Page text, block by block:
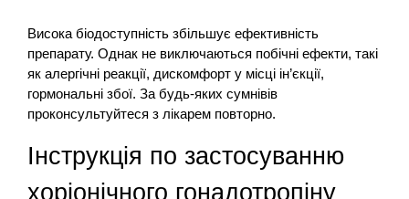
Висока біодоступність збільшує ефективність
препарату. Однак не виключаються побічні ефекти, такі
як алергічні реакції, дискомфорт у місці ін’єкції,
гормональні збої. За будь-яких сумнівів
проконсультуйтеся з лікарем повторно.
Інструкція по застосуванню
хоріонічного гонадотропіну